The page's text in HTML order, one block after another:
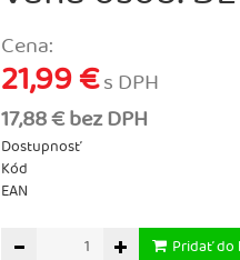
Cena:
21,99 €s DPH
17,88 € bez DPH
Dostupnosť
Kód
EAN
Pridať do